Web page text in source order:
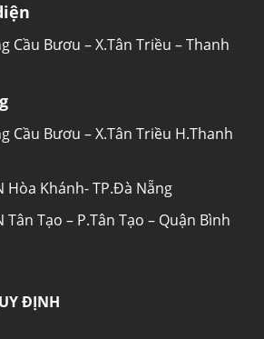
Cầu Bươu – X.Tân Triều – Thanh
Cầu Bươu – X.Tân Triều H.Thanh
Hòa Khánh- TP.Đà Nẵng
Tạo – P.Tân Tạo – Quận Bình
ĐỊNH